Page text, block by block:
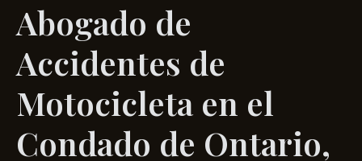
Abogado de
Accidentes de
Motocicleta en el
Condado de Ontario,